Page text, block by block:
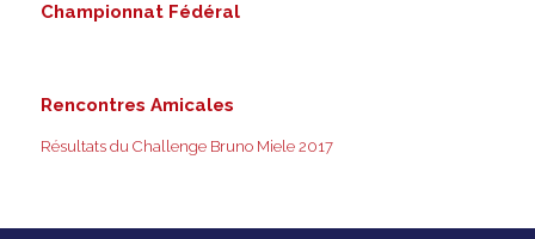
Championnat Fédéral
Rencontres Amicales
Résultats du Challenge Bruno Miele 2017